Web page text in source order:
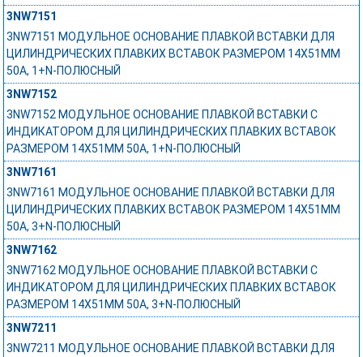
3NW7151
3NW7151 МОДУЛЬНОЕ ОСНОВАНИЕ ПЛАВКОЙ ВСТАВКИ ДЛЯ
ЦИЛИНДРИЧЕСКИХ ПЛАВКИХ ВСТАВОК РАЗМЕРОМ 14X51MM
50A, 1+N-ПОЛЮСНЫЙ
3NW7152
3NW7152 МОДУЛЬНОЕ ОСНОВАНИЕ ПЛАВКОЙ ВСТАВКИ С
ИНДИКАТОРОМ ДЛЯ ЦИЛИНДРИЧЕСКИХ ПЛАВКИХ ВСТАВОК
РАЗМЕРОМ 14X51MM 50A, 1+N-ПОЛЮСНЫЙ
3NW7161
3NW7161 МОДУЛЬНОЕ ОСНОВАНИЕ ПЛАВКОЙ ВСТАВКИ ДЛЯ
ЦИЛИНДРИЧЕСКИХ ПЛАВКИХ ВСТАВОК РАЗМЕРОМ 14X51MM
50A, 3+N-ПОЛЮСНЫЙ
3NW7162
3NW7162 МОДУЛЬНОЕ ОСНОВАНИЕ ПЛАВКОЙ ВСТАВКИ С
ИНДИКАТОРОМ ДЛЯ ЦИЛИНДРИЧЕСКИХ ПЛАВКИХ ВСТАВОК
РАЗМЕРОМ 14X51MM 50A, 3+N-ПОЛЮСНЫЙ
3NW7211
3NW7211 МОДУЛЬНОЕ ОСНОВАНИЕ ПЛАВКОЙ ВСТАВКИ ДЛЯ